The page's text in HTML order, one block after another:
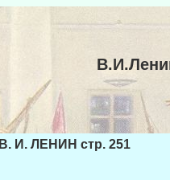
В. И. ЛЕНИН стр. 251